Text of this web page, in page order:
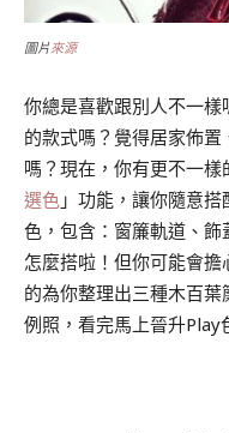
圖片來源
你總是喜歡跟別人不一
的款式嗎？覺得居家佈
嗎？現在，你有更不一
選色 」功能，讓你隨意搭
色，包含：窗簾軌道、
怎麼搭啦！但你可能會
的為你整理出三種木百
例照，看完馬上晉升Play